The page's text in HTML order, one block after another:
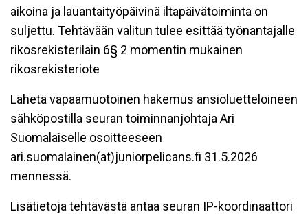
aikoina ja lauantaityöpäivinä iltapäivätoiminta on
suljettu. Tehtävään valitun tulee esittää työnantajalle
rikosrekisterilain 6§ 2 momentin mukainen
rikosrekisteriote
Lähetä vapaamuotoinen hakemus ansioluetteloineen
sähköpostilla seuran toiminnanjohtaja Ari
Suomalaiselle osoitteeseen
ari.suomalainen(at)juniorpelicans.fi 31.5.2026
mennessä.
Lisätietoja tehtävästä antaa seuran IP-koordinaattori